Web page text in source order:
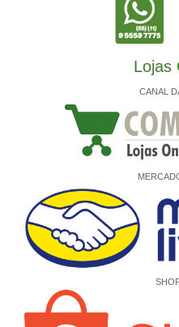
Lojas
CANAL